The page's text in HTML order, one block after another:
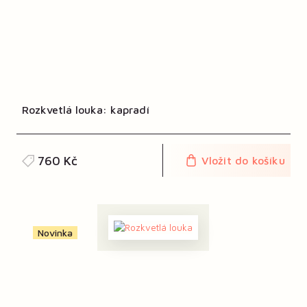
Rozkvetlá louka: kapradí
760 Kč Vložit do košíku
Novinka